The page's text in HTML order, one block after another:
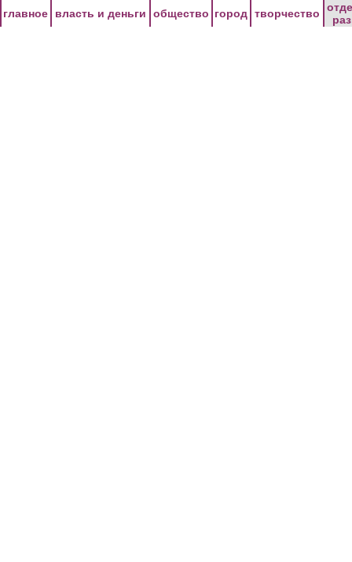
главное власть и деньги общество город творчество